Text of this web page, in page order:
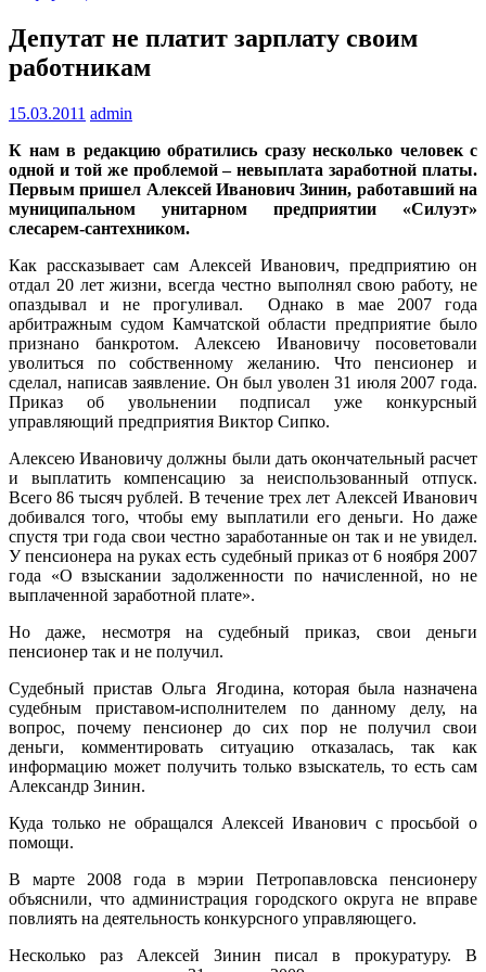
Депутат не платит зарплату своим
работникам
15.03.2011 admin
К нам в редакцию обратились сразу несколько человек с
одной и той же проблемой – невыплата заработной платы.
Первым пришел Алексей Иванович Зинин, работавший на
муниципальном унитарном предприятии «Силуэт»
слесарем-сантехником.
Как рассказывает сам Алексей Иванович, предприятию он
отдал 20 лет жизни, всегда честно выполнял свою работу, не
опаздывал и не прогуливал. Однако в мае 2007 года
арбитражным судом Камчатской области предприятие было
признано банкротом. Алексею Ивановичу посоветовали
уволиться по собственному желанию. Что пенсионер и
сделал, написав заявление. Он был уволен 31 июля 2007 года.
Приказ об увольнении подписал уже конкурсный
управляющий предприятия Виктор Сипко.
Алексею Ивановичу должны были дать окончательный расчет
и выплатить компенсацию за неиспользованный отпуск.
Всего 86 тысяч рублей. В течение трех лет Алексей Иванович
добивался того, чтобы ему выплатили его деньги. Но даже
спустя три года свои честно заработанные он так и не увидел.
У пенсионера на руках есть судебный приказ от 6 ноября 2007
года «О взыскании задолженности по начисленной, но не
выплаченной заработной плате».
Но даже, несмотря на судебный приказ, свои деньги
пенсионер так и не получил.
Судебный пристав Ольга Ягодина, которая была назначена
судебным приставом-исполнителем по данному делу, на
вопрос, почему пенсионер до сих пор не получил свои
деньги, комментировать ситуацию отказалась, так как
информацию может получить только взыскатель, то есть сам
Александр Зинин.
Куда только не обращался Алексей Иванович с просьбой о
помощи.
В марте 2008 года в мэрии Петропавловска пенсионеру
объяснили, что администрация городского округа не вправе
повлиять на деятельность конкурсного управляющего.
Несколько раз Алексей Зинин писал в прокуратуру. В